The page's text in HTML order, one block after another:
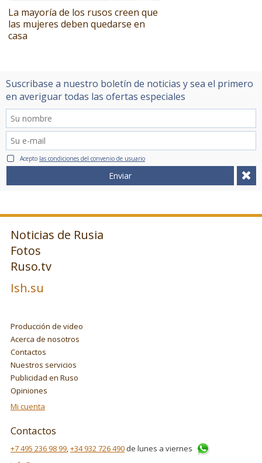
La mayoría de los rusos creen que
las mujeres deben quedarse en
casa
Suscribase a nuestro boletín de noticias y sea el primero
en averiguar todas las ofertas especiales
Acepto las condiciones del convenio de usuario
Enviar
Noticias de Rusia
Fotos
Ruso.tv
Ish.su
Producción de video
Acerca de nosotros
Contactos
Nuestros servicios
Publicidad en Ruso
Opiniones
Mi cuenta
Contactos
+7 495 236 98 99,+34 932 726 490 de lunes a viernes